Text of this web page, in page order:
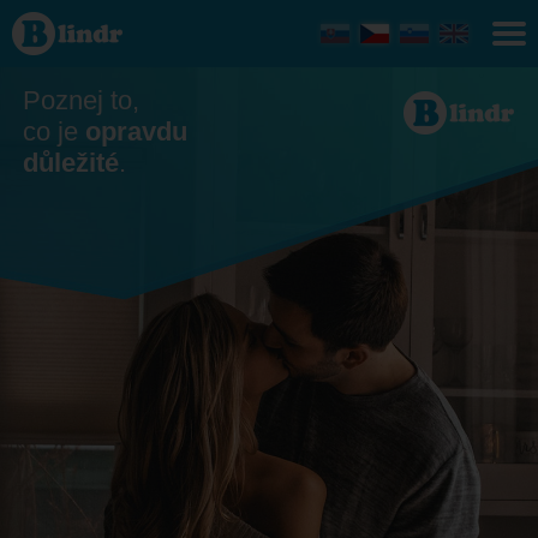
Seznamka
- On
hledá ji
Poznej to,
co je opravdu
důležité.